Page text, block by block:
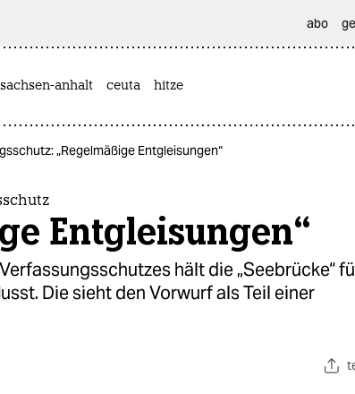
abo
anhalt ceuta hitze
„Regelmäßige Entgleisungen“
Entgleisungen“
hält die „Seebrücke“
Die sieht den Vorwurf als Teil einer